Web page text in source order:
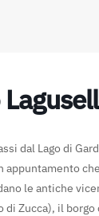
dal Lago di
appuntamento
le antiche
Zucca), il